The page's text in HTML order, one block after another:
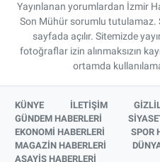
Yayınlanan yorumlardan İzmir
Son Mühür sorumlu tutulamaz.
sayfada açılır. Sitemizde
fotoğraflar izin alınmaksızın
ortamda
KÜNYE İLETİŞİM
GÜNDEM HABERLERİ
EKONOMİ HABERLERİ
SPOR
MAGAZİN HABERLERİ
ASAYİŞ HABERLERİ